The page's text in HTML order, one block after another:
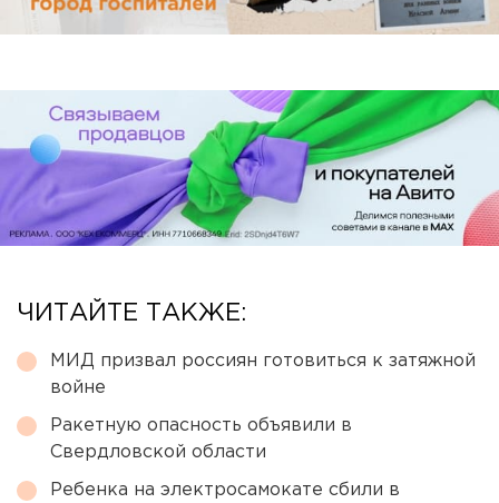
ЧИТАЙТЕ ТАКЖЕ:
МИД призвал россиян готовиться к затяжной
войне
Ракетную опасность объявили в
Свердловской области
Ребенка на электросамокате сбили в